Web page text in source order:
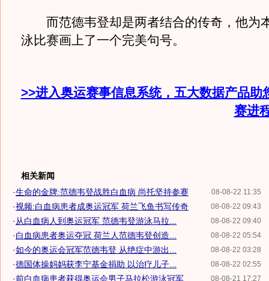
而范德韦登却是两者结合的传奇，他为
泳比赛画上了一个完美句号。
>>进入奥运赛事信息系统，五大数据产品助
赛进
相关新闻
08-08-22 11:35
·生命的金牌:范德韦登战胜白血病 尚托坚持参赛
08-08-22 09:43
·视频:白血病患者成奥运冠军 荷兰飞鱼书写传奇
08-08-22 09:40
· 从白血病人到奥运冠军 范德韦登游泳马拉...
08-08-22 05:54
·白血病患者奥运夺冠 荷兰人范德韦登创造...
08-08-22 03:28
·如今的奥运会冠军范德韦登 从绝症中游出...
08-08-22 02:55
·德国体操妈妈获李宁基金捐助 以治疗儿子...
08-08-21 17:27
·前白血病患者获得奥运会男子马拉松游泳冠军